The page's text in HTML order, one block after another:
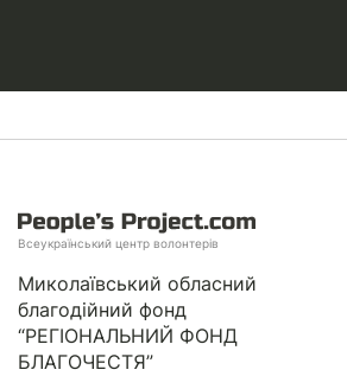
Всеукраїнський центр волонтерів
Миколаївський обласний
благодійний фонд
“РЕГІОНАЛЬНИЙ ФОНД
БЛАГОЧЕСТЯ”